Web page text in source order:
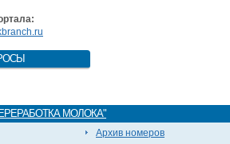
МОЛОКА"
Архив номеров